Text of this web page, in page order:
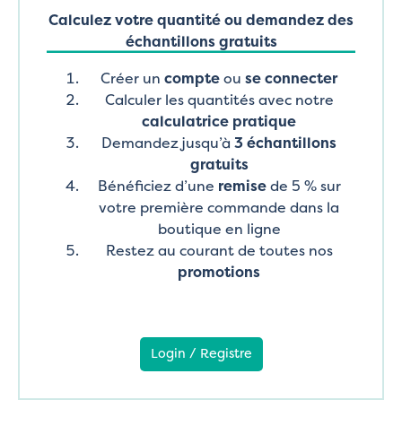
Calculez votre quantité ou demandez des
échantillons gratuits
Créer un compteou se connecter
Calculer les quantités avec notre
calculatrice pratique
Demandez jusqu’à 3 échantillons
gratuits
Bénéficiez d’une remisede 5 % sur
votre première commande dans la
boutique en ligne
Restez au courant de toutes nos
promotions
Login / Registre